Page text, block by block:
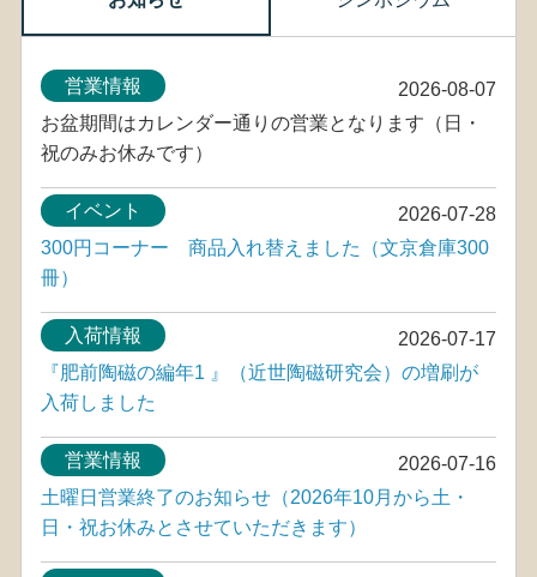
2026-08-07
営業情報
お盆期間はカレンダー通りの営業となります（日・
祝のみお休みです）
2026-07-28
イベント
300円コーナー 商品入れ替えました（文京倉庫300
冊）
2026-07-17
入荷情報
『肥前陶磁の編年1 』（近世陶磁研究会）の増刷が
入荷しました
2026-07-16
営業情報
土曜日営業終了のお知らせ（2026年10月から土・
日・祝お休みとさせていただきます）